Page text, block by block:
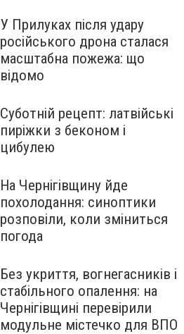
У Прилуках після удару
російського дрона сталася
масштабна пожежа: що
відомо
Суботній рецепт: латвійські
пиріжки з беконом і
цибулею
На Чернігівщину йде
похолодання: синоптики
розповіли, коли зміниться
погода
Без укриття, вогнегасників і
стабільного опалення: на
Чернігівщині перевірили
модульне містечко для ВПО